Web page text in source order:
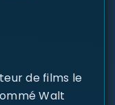
de films le
Walt